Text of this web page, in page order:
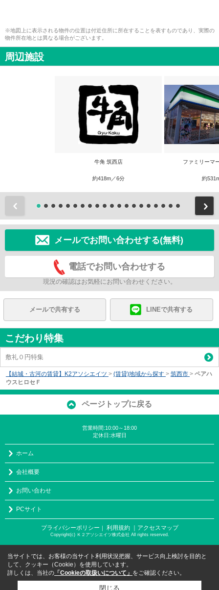
※地図上に表示される物件の位置は付近住所に所在することを表すものであり、実際の
物件所在地とは異なる場合がございます。
周辺施設
牛角 筑西店
約418m／6分
ファミリーマ
約
メールでお問い合わせする(無料)
電話でお問い合わせする
現況の確認はお気軽にお問い合わせください。
メールで共有する LINEで共有する
こだわり特集
敷礼０円特集
【結城・古河の賃貸】K2アソシエイツ > (賃貸)地域から探す > 筑西市 > ペアハ
ウスヒロセＦ
ページトップに戻る
営業時間:10:00～18:00
定休日:水曜日
ホーム
会社概要
お問い合わせ
PCサイト
プライバシーポリシー 利用規約 ｜アクセスマップ
Copyright(c) Ｋ２アソシエイツ株式会社 All rights reserved.
当サイトでは、お客様の当サイト利用状況把握、サービス向上検討を目的と
して、クッキー（Cookie）を使用しています。
詳しくは、当社の 「Cookieの取扱いについて」 をご確認ください。
閉じる